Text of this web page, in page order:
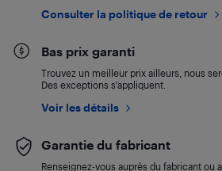
Consulter la politique de retour
Bas prix garanti
Trouvez un meilleur prix ailleurs, nous
Des exceptions s’appliquent.
Voir les détails
Garantie du fabricant
Renseignez-vous auprès du fabricant ou